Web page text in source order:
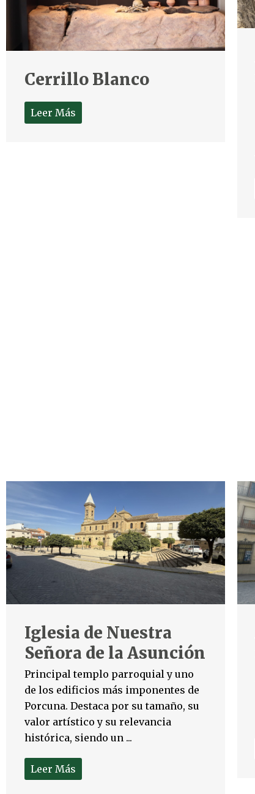
Cerrillo Blanco
Leer Más
Iglesia de Nuestra
Señora de la Asunción
Principal templo parroquial y uno
de los edificios más imponentes de
Porcuna. Destaca por su tamaño, su
valor artístico y su relevancia
histórica, siendo un ...
Leer Más